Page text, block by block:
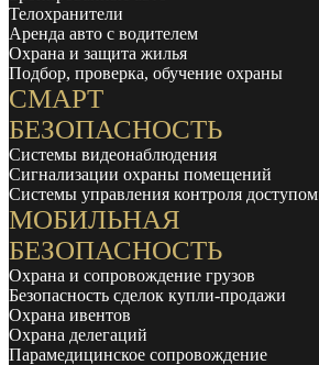
Телохранители
Аренда авто с водителем
Охрана и защита жилья
Подбор, проверка, обучение охраны
СМАРТ
БЕЗОПАСНОСТЬ
Системы видеонаблюдения
Сигнализации охраны помещений
Системы управления контроля доступом
МОБИЛЬНАЯ
БЕЗОПАСНОСТЬ
Охрана и сопровождение грузов
Безопасность сделок купли-продажи
Охрана ивентов
Охрана делегаций
Парамедицинское сопровождение